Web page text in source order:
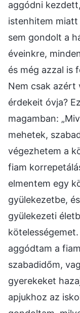
aggódni
istenhitem
sem gondolt a
éveinkre,
és még azzal is
Nem csak azért
érdekeit óvja?
magamban:
mehetek,
végezhetem a
fiam
elmentem egy
gyülekezetbe,
gyülekezeti
aggódtam a
szabadidőm,
gyerekeket
apjukhoz az